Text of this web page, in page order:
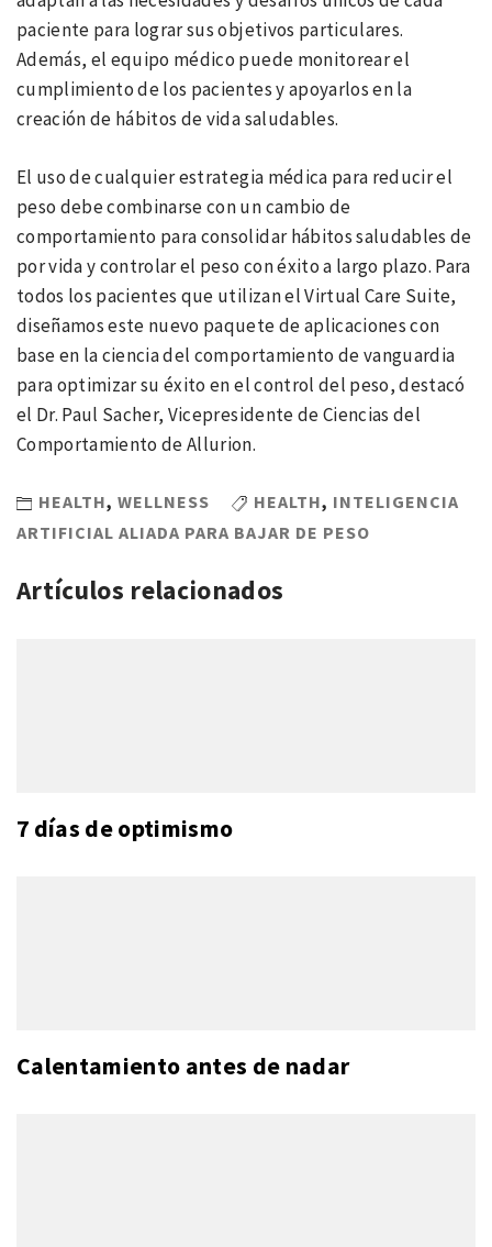
paciente para lograr sus objetivos particulares.
Además, el equipo médico puede monitorear el
cumplimiento de los pacientes y apoyarlos en la
creación de hábitos de vida saludables.
El uso de cualquier estrategia médica para reducir el
peso debe combinarse con un cambio de
comportamiento para consolidar hábitos saludables de
por vida y controlar el peso con éxito a largo plazo. Para
todos los pacientes que utilizan el Virtual Care Suite,
diseñamos este nuevo paquete de aplicaciones con
base en la ciencia del comportamiento de vanguardia
para optimizar su éxito en el control del peso, destacó
el Dr. Paul Sacher, Vicepresidente de Ciencias del
Comportamiento de Allurion.
HEALTH, WELLNESS HEALTH, INTELIGENCIA
ARTIFICIAL ALIADA PARA BAJAR DE PESO
Artículos relacionados
7 días de optimismo
Calentamiento antes de nadar